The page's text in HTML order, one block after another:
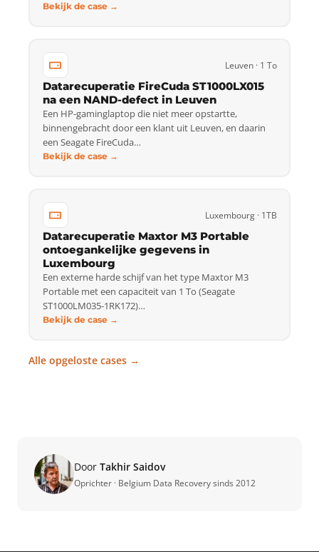
Bekijk de case →
Leuven · 1 To
Datarecuperatie FireCuda ST1000LX015
na een NAND-defect in Leuven
Een HP-gaminglaptop die niet meer opstartte,
binnengebracht door een klant uit Leuven, en daarin
een Seagate FireCuda…
Bekijk de case →
Luxembourg · 1TB
Datarecuperatie Maxtor M3 Portable
ontoegankelijke gegevens in
Luxembourg
Een externe harde schijf van het type Maxtor M3
Portable met een capaciteit van 1 To (Seagate
ST1000LM035-1RK172)…
Bekijk de case →
Alle opgeloste cases →
Door Takhir Saidov
Oprichter · Belgium Data Recovery sinds 2012